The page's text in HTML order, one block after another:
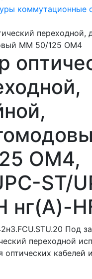
коммутационные
OM4,
ST/
нг(A)-
Под
переходной
оптических кабелей